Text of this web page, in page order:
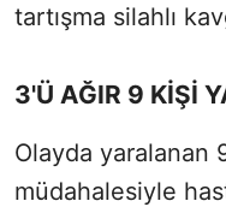
tartışma silahlı
3'Ü AĞIR 9 KİŞİ
Olayda yaralanan
müdahalesiyle